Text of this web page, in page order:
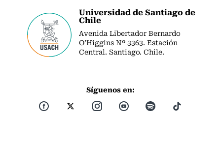
Universidad de Santiago de
Chile
Avenida Libertador Bernardo
O’Higgins Nº 3363. Estación
Central. Santiago. Chile.
Síguenos en: